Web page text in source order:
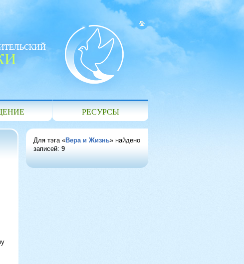
РЕСУРСЫ
Для тэга «Вера и Жизнь» найдено
записей: 9